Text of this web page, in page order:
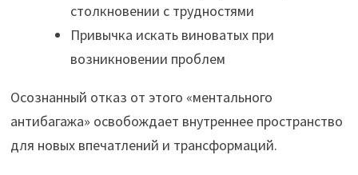
столкновении с трудностями
Привычка искать виноватых при
возникновении проблем
Осознанный отказ от этого «ментального
антибагажа» освобождает внутреннее пространство
для новых впечатлений и трансформаций.